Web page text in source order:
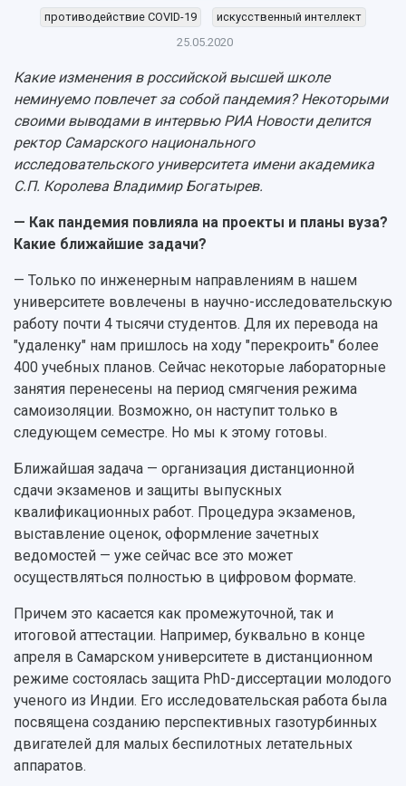
НАЗАД
История
Ключевые факты
Рейтинги
Руководство
Наблюдательный совет
Ученый совет
Ректорат
Кадровый резерв
Персоналии
Сотрудники и преподаватели
Заслуженные деятели
Структура университета
Институты и факультеты
Кафедры
Отделы и службы
Общественные организации
Институт искусственного интеллекта
Архив
Фирменный стиль
Устойчивое развитие
Кампус
3D-тур по университету
Музеи
Главные новости
Бортжурнал
Объявления
События
СМИ об университете
Пресс-центр
Газета "Полет"
Газета "Самарский университет"
Мы в соцсетях
Мультимедиа
Подкасты
Просветительский проект "Одержимы
Почему я выбираю Самарский университет?
Абитуриенту
Бакалавриат и специалитет
Магистратура
Аспирантура
Формы обучения
Учебные планы
Дополнительное образование
Институты и факультеты
Образовательные программы
Профессорско-преподавательский состав
Расписание занятий
Стипендии
знание русского языка, истории России и
основ законодательства РФ
Платные образовательные услуги
Скидки на обучение
Подготовительные курсы
Библиотека
Видеолекции
Противодействие COVID-19
Основные научные направления
Научные школы и ведущие научные коллективы
Диссертационные советы
Подготовка научных кадров
Конкурс на замещение должностей научных
работников
Научно-технический совет
Научные проекты и темы
Аспирантура и докторантура
Справочные материалы
Научная инфраструктура
Научно-исследовательские подразделения
Структурная схема управления научно-
исследовательской деятельностью
Материальная база
Организационные документы
Результаты научно-исследовательской
деятельности
Научно-технические разработки
Конкурсы научных проектов и грантов
Областной конкурс "Молодой учёный"
Отчеты о научно-исследовательской
Журналы Самарского университета
Патенты
противодействие COVID-19
искусственный интеллект
25.05.2020
Какие изменения в российской высшей школе
неминуемо повлечет за собой пандемия? Некоторыми
своими выводами в интервью РИА Новости делится
ректор Самарского национального
исследовательского университета имени академика
С.П. Королева Владимир Богатырев.
— Как пандемия повлияла на проекты и планы вуза?
Какие ближайшие задачи?
— Только по инженерным направлениям в нашем
университете вовлечены в научно-исследовательскую
работу почти 4 тысячи студентов. Для их перевода на
"удаленку" нам пришлось на ходу "перекроить" более
400 учебных планов. Сейчас некоторые лабораторные
занятия перенесены на период смягчения режима
самоизоляции. Возможно, он наступит только в
следующем семестре. Но мы к этому готовы.
Ближайшая задача — организация дистанционной
сдачи экзаменов и защиты выпускных
квалификационных работ. Процедура экзаменов,
выставление оценок, оформление зачетных
ведомостей — уже сейчас все это может
осуществляться полностью в цифровом формате.
Причем это касается как промежуточной, так и
итоговой аттестации. Например, буквально в конце
апреля в Самарском университете в дистанционном
режиме состоялась защита PhD-диссертации молодого
ученого из Индии. Его исследовательская работа была
посвящена созданию перспективных газотурбинных
двигателей для малых беспилотных летательных
аппаратов.